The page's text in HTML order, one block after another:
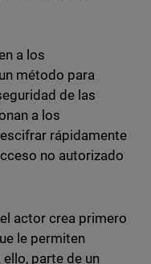
a los
método para
de las
a los
rápidamente
no autorizado
actor crea primero
le permiten
parte de un